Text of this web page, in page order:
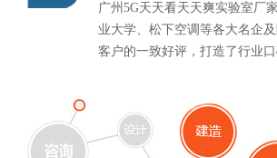
广州5G天天看天天爽实验室厂家与
业大学、松下空调等各大名企
客户的一致好评，打造了行业口碑